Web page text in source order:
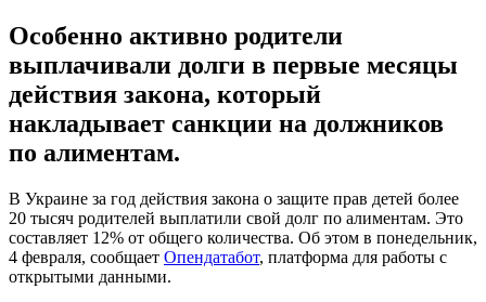
Особенно активно родители
выплачивали долги в первые месяцы
действия закона, который
накладывает санкции на должников
по алиментам.
В Украине за год действия закона о защите прав детей более
20 тысяч родителей выплатили свой долг по алиментам. Это
составляет 12% от общего количества. Об этом в понедельник,
4 февраля, сообщает Опендатабот, платформа для работы с
открытыми данными.